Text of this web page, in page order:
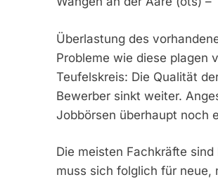
Überlastung des
Probleme wie diese plagen
Teufelskreis: Die Qualität
Bewerber sinkt weiter.
Jobbörsen überhaupt noch
Die meisten Fachkräfte
muss sich folglich für neue,